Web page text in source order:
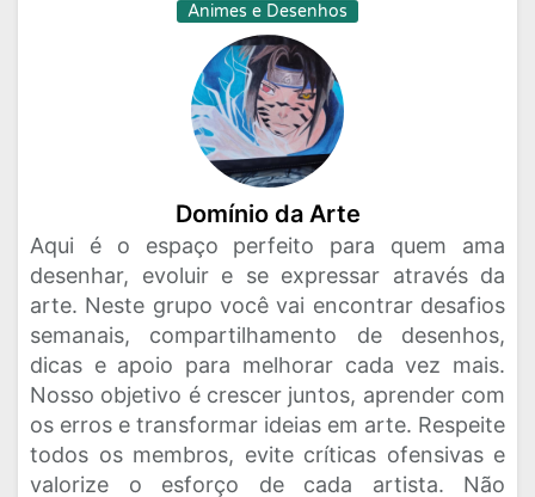
Animes e Desenhos
Domínio da Arte
Aqui é o espaço perfeito para quem ama
desenhar, evoluir e se expressar através da
arte. Neste grupo você vai encontrar desafios
semanais, compartilhamento de desenhos,
dicas e apoio para melhorar cada vez mais.
Nosso objetivo é crescer juntos, aprender com
os erros e transformar ideias em arte. Respeite
todos os membros, evite críticas ofensivas e
valorize o esforço de cada artista. Não